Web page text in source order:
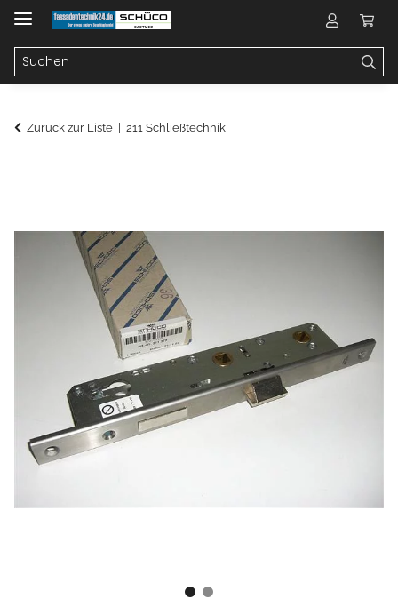
Zurück zur Liste 211 Schließtechnik